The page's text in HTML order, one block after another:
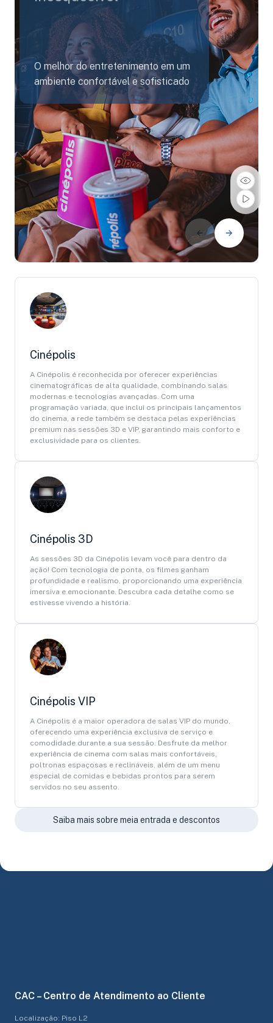
O melhor do entretenimento em um
ambiente confortável e sofisticado
Cinépolis
A Cinépolis é reconhecida por oferecer experiências
cinematográficas de alta qualidade, combinando salas
modernas e tecnologias avançadas. Com uma
programação variada, que inclui os principais lançamentos
do cinema, a rede também se destaca pelas experiências
premium nas sessões 3D e VIP, garantindo mais conforto e
exclusividade para os clientes.
Cinépolis 3D
As sessões 3D da Cinépolis levam você para dentro da
ação! Com tecnologia de ponta, os filmes ganham
profundidade e realismo, proporcionando uma experiência
imersiva e emocionante. Descubra cada detalhe como se
estivesse vivendo a história.
Cinépolis VIP
A Cinépolis é a maior operadora de salas VIP do mundo,
oferecendo uma experiência exclusiva de serviço e
comodidade durante a sua sessão. Desfrute da melhor
experiência de cinema com salas mais confortáveis,
poltronas espaçosas e reclináveis, além de um menu
especial de comidas e bebidas prontos para serem
servidos no seu assento.
Saiba mais sobre meia entrada e descontos
CAC – Centro de Atendimento ao Cliente
Localização: Piso L2